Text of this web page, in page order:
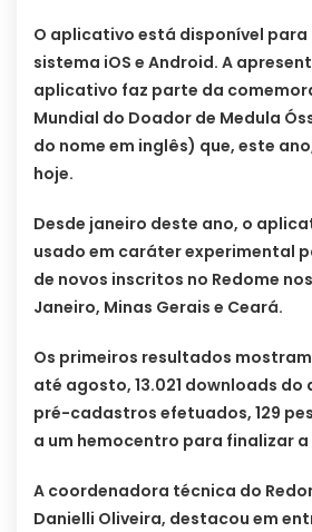
O aplicativo está disponível para
sistema iOS e Android. A
aplicativo faz parte da
Mundial do Doador de Medula
do nome em inglês) que, este
hoje.
Desde janeiro deste ano, o
usado em caráter experimental
de novos inscritos no Redome
Janeiro, Minas Gerais e Ceará.
Os primeiros resultados
até agosto, 13.021 downloads
pré-cadastros efetuados, 129
a um hemocentro para finalizar
A coordenadora técnica do
Danielli Oliveira, destacou em